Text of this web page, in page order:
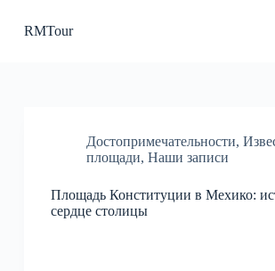
RMTour
Достопримечательности,
площади, Наши записи
Площадь Конституции в Мехико:
сердце столицы